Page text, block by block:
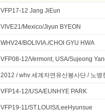
VFP17-12 Jang JiEun
VIVE21/Mexico/Jiyun BYEON
WHV24/BOLIVIA./CHOI GYU HWA
VFP08-12/Vermont, USA/Sujeong
2012 / whv 세계자연유산봉사단 / 노병
VFP14-12/USA/EUNHYE PARK
VFP19-11/ST.LOUIS/LeeHyunsue